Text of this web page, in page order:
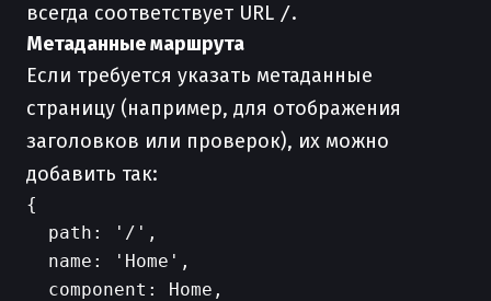
всегда соответствует URL /.
Метаданные маршрута
Если требуется указать метаданные
страницу (например, для отображения
заголовков или проверок), их можно
добавить так:
{
  path: '/',
  name: 'Home',
  component: Home,